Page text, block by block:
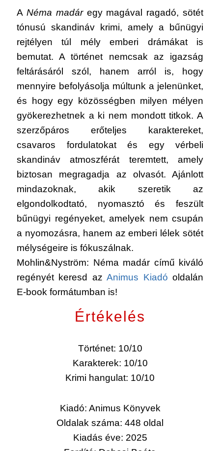
A Néma madáregy magával ragadó, sötét
tónusú skandináv krimi, amely a bűnügyi
rejtélyen túl mély emberi drámákat is
bemutat. A történet nemcsak az igazság
feltárásáról szól, hanem arról is, hogy
mennyire befolyásolja múltunk a jelenünket,
és hogy egy közösségben milyen mélyen
gyökerezhetnek a ki nem mondott titkok. A
szerzőpáros erőteljes karaktereket,
csavaros fordulatokat és egy vérbeli
skandináv atmoszférát teremtett, amely
biztosan megragadja az olvasót. Ajánlott
mindazoknak, akik szeretik az
elgondolkodtató, nyomasztó és feszült
bűnügyi regényeket, amelyek nem csupán
a nyomozásra, hanem az emberi lélek sötét
mélységeire is fókuszálnak.
Mohlin&Nyström: Néma madár című kiváló
regényét keresd azAnimus Kiadóoldalán
E-book formátumban is!
Értékelés
Történet: 10/10
Karakterek: 10/10
Krimi hangulat: 10/10
Kiadó: Animus Könyvek
Oldalak száma: 448 oldal
Kiadás éve: 2025